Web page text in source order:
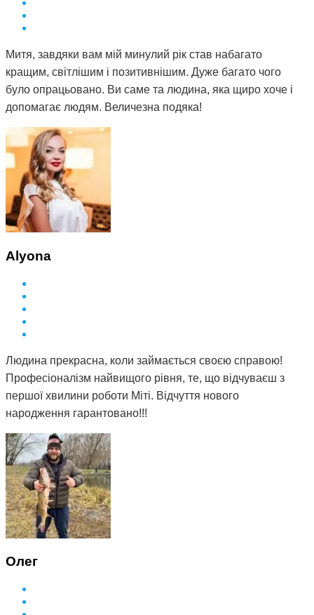
Митя, завдяки вам мій минулий рік став набагато
кращим, світлішим і позитивнішим. Дуже багато чого
було опрацьовано. Ви саме та людина, яка щиро хоче і
допомагає людям. Величезна подяка!
Alyona
Людина прекрасна, коли займається своєю справою!
Професіоналізм найвищого рівня, те, що відчуваєш з
першої хвилини роботи Міті. Відчуття нового
народження гарантовано!!!
Олег